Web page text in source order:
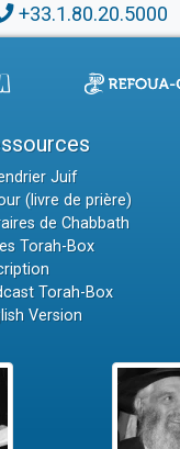
+33.1.80.20.5000
Juif
(livre de prière)
de Chabbath
Torah-Box
Torah-Box
Version